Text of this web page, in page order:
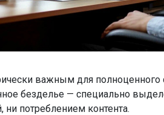
важным для
безделье — специально
ни потреблением контента.